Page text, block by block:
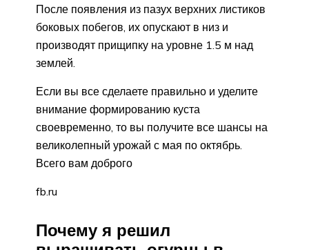
После появления из пазух верхних листиков
боковых побегов, их опускают в низ и
производят прищипку на уровне 1.5 м над
землей.
Если вы все сделаете правильно и уделите
внимание формированию куста
своевременно, то вы получите все шансы на
великолепный урожай с мая по октябрь.
Всего вам доброго
fb.ru
Почему я решил